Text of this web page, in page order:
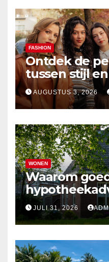
FASHION
Ontdek de
tussen stijl
nieuwste
AUGUSTUS 3, 2026
WONEN
Waarom
dan alleen
JULI 31, 2026